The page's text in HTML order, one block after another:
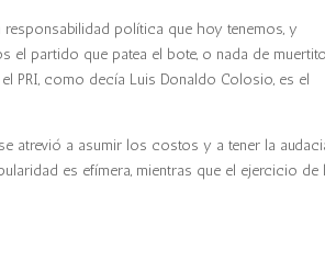
política que hoy tenemos, y
partido que patea el bote, o nada de
PRI, como decía Luis Donaldo Colosio, es el
atrevió a asumir los costos y a tener la
es efímera, mientras que el ejercicio de